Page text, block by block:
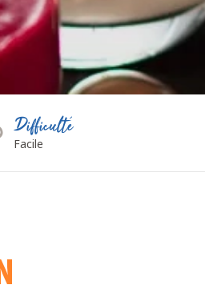
Difficulté
Facile